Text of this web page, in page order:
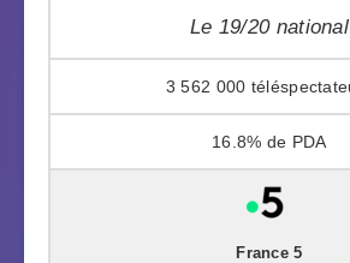
Le 19/20 national
3 562 000
16.8%
France 5